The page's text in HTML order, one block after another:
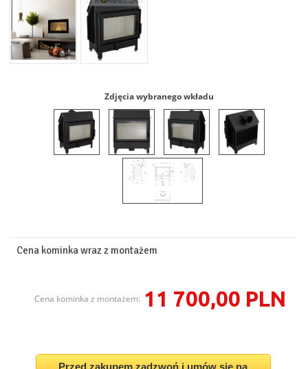
Zdjęcia wybranego wkładu
Cena kominka wraz z montażem
Cena kominka z montażem: 11 700,00 PLN
Przed zakupem zadzwoń i umów się na